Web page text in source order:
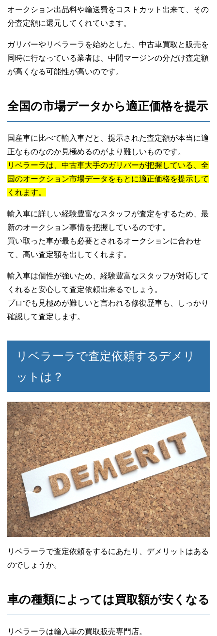
オークション出品料や輸送費をコストカット出来て、その
分査定額に還元してくれています。
ガリバーやリベラーラを始めとした、中古車買取と販売を
同時に行なっている業者は、中間マージンの分だけ査定額
が高くなる可能性が高いのです。
全国の市場データから適正価格を提示
国産車に比べて輸入車だと、提示された査定額が本当に適
正なものなのか見極めるのがより難しいものです。
リベラーラは、中古車大手のガリバーが把握している、全
国のオークション市場データをもとに適正価格を提示して
くれます。
輸入車に詳しい経験豊富なスタッフが査定をするため、最
新のオークション事情を把握しているのです。
買い取った車が最も必要とされるオークションに合わせ
て、高い査定額を出してくれます。
輸入車は個性が強いため、経験豊富なスタッフが対応して
くれると安心して査定依頼出来るでしょう。
プロでも見極めが難しいと言われる修復歴車も、しっかり
確認して査定します。
リベラーラで査定依頼するデメリ
ットは？
リベラーラで査定依頼をするにあたり、デメリットはある
のでしょうか。
車の種類によっては買取額が安くなる
リベラーラは輸入車の買取販売専門店。